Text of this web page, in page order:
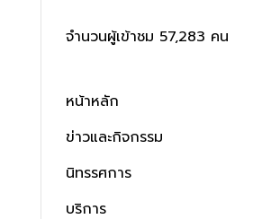
จำนวนผู้เข้าชม 57,283 คน
หน้าหลัก
ข่าวและกิจกรรม
นิทรรศการ
บริการ